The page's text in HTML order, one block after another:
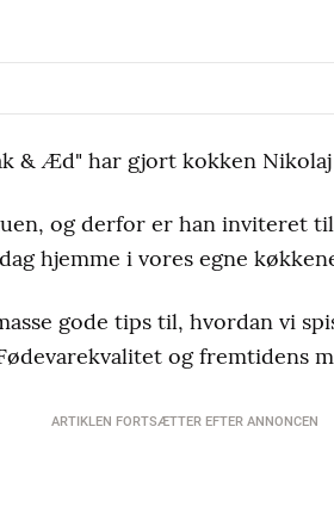
& Æd" har gjort kokken
og derfor er han inviteret
hjemme i vores egne
gode tips til, hvordan vi
og fremtidens
ARTIKLEN FORTSÆTTER EFTER ANNONCEN